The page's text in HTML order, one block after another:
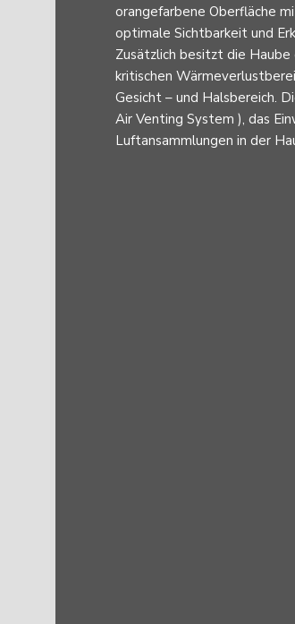
orangefarbene Oberfläche
optimale Sichtbarkeit und
Zusätzlich besitzt die Haube
kritischen
Gesicht – und Halsbereich.
Air Venting System ), das
Luftansammlungen in der